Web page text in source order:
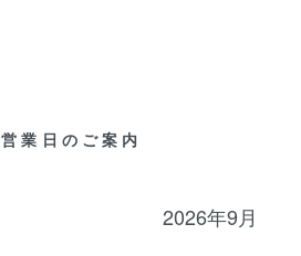
営業日のご案内
2026年9月